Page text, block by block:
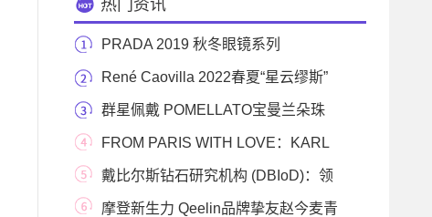
热门资讯
PRADA 2019 秋冬眼镜系列
René Caovilla 2022春夏“星云缪斯”
广告大片
群星佩戴 POMELLATO宝曼兰朵珠
宝系列 耀目亮相戛纳
FROM PARIS WITH LOVE：KARL
LAGERFELD发布2025秋冬大片
戴比尔斯钻石研究机构 (DBIoD)：领
先的天然钻石服
摩登新生力 Qeelin品牌挚友赵今麦青